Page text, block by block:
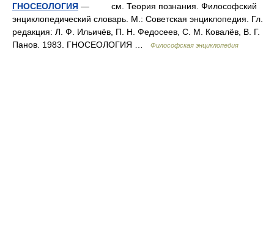
ГНОСЕОЛОГИЯ — см. Теория познания. Философский
энциклопедический словарь. М.: Советская энциклопедия. Гл.
редакция: Л. Ф. Ильичёв, П. Н. Федосеев, С. М. Ковалёв, В. Г.
Панов. 1983. ГНОСЕОЛОГИЯ …
Философская энциклопедия